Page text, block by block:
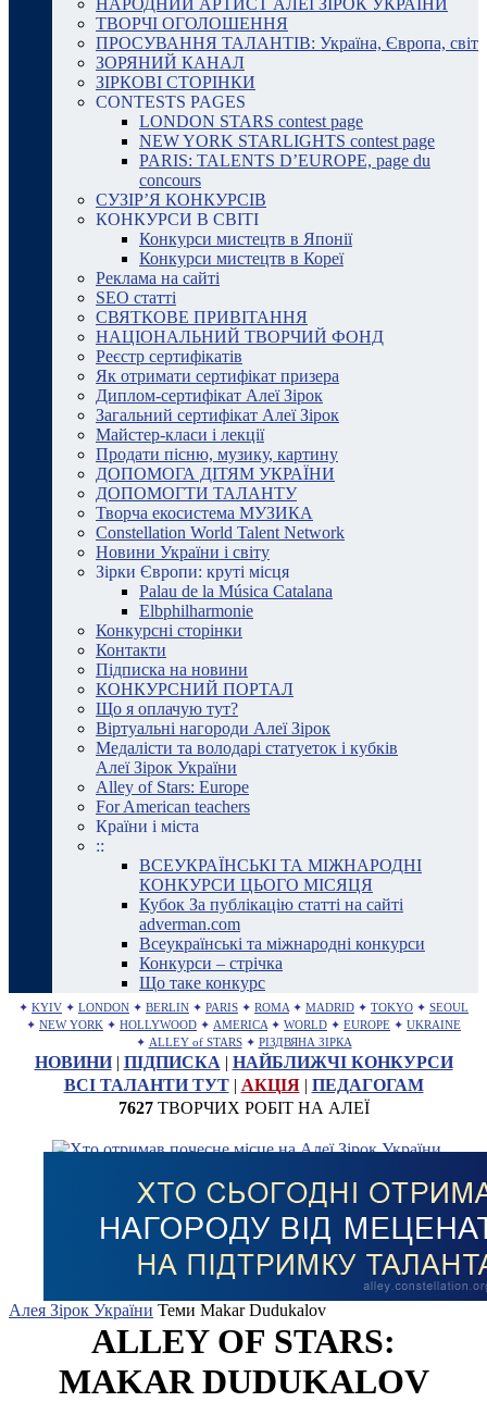
НАРОДНИЙ АРТИСТ АЛЕЇ ЗІРОК УКРАЇНИ
ТВОРЧІ ОГОЛОШЕННЯ
ПРОСУВАННЯ ТАЛАНТІВ: Україна, Європа, світ
ЗОРЯНИЙ КАНАЛ
ЗІРКОВІ СТОРІНКИ
CONTESTS PAGES
LONDON STARS contest page
NEW YORK STARLIGHTS contest page
PARIS: TALENTS D’EUROPE, page du
concours
СУЗІР’Я КОНКУРСІВ
КОНКУРСИ В СВІТІ
Конкурси мистецтв в Японії
Конкурси мистецтв в Кореї
Реклама на сайті
SEO статті
СВЯТКОВЕ ПРИВІТАННЯ
НАЦІОНАЛЬНИЙ ТВОРЧИЙ ФОНД
Реєстр сертифікатів
Як отримати сертифікат призера
Диплом-сертифікат Алеї Зірок
Загальний сертифікат Алеї Зірок
Майстер-класи і лекції
Продати пісню, музику, картину
ДОПОМОГА ДІТЯМ УКРАЇНИ
ДОПОМОГТИ ТАЛАНТУ
Творча екосистема МУЗИКА
Constellation World Talent Network
Новини України і світу
Зірки Європи: круті місця
Palau de la Música Catalana
Elbphilharmonie
Конкурсні сторінки
Контакти
Підписка на новини
КОНКУРСНИЙ ПОРТАЛ
Що я оплачую тут?
Віртуальні нагороди Алеї Зірок
Медалісти та володарі статуеток і кубків
Алеї Зірок України
Alley of Stars: Europe
For American teachers
Країни і міста
::
ВСЕУКРАЇНСЬКІ ТА МІЖНАРОДНІ
КОНКУРСИ ЦЬОГО МІСЯЦЯ
Кубок За публікацію статті на сайті
adverman.com
Всеукраїнські та міжнародні конкурси
Конкурси – стрічка
Що таке конкурс
✦ KYIV ✦ LONDON ✦ BERLIN ✦ PARIS ✦ ROMA ✦ MADRID ✦ TOKYO ✦ SEOUL
✦ NEW YORK ✦ HOLLYWOOD ✦ AMERICA ✦ WORLD ✦ EUROPE ✦ UKRAINE
✦ ALLEY of STARS ✦ РІЗДВЯНА ЗІРКА
НОВИНИ| ПІДПИСКА | НАЙБЛИЖЧІ КОНКУРСИ
ВСІ ТАЛАНТИ ТУТ| АКЦІЯ| ПЕДАГОГАМ
7627ТВОРЧИХ РОБІТ НА АЛЕЇ
Алея Зірок України Теми Makar Dudukalov
ALLEY OF STARS:
MAKAR DUDUKALOV